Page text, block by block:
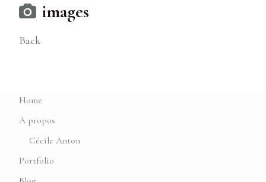
images
Back
Home
A propos
Cécile Anton
Portfolio